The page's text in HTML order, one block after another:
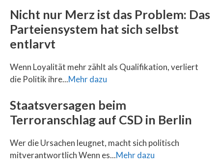
Nicht nur Merz ist das Problem: Das
Parteiensystem hat sich selbst
entlarvt
Wenn Loyalität mehr zählt als Qualifikation, verliert
die Politik ihre...Mehr dazu
Staatsversagen beim
Terroranschlag auf CSD in Berlin
Wer die Ursachen leugnet, macht sich politisch
mitverantwortlich Wenn es...Mehr dazu